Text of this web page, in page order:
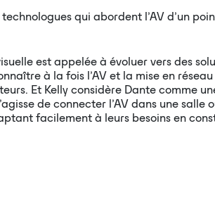
qui abordent l’AV d’un
est appelée à évoluer vers des
à la fois l’AV et la mise en réseau
Et Kelly considère Dante comme
de connecter l’AV dans une salle
facilement à leurs besoins en